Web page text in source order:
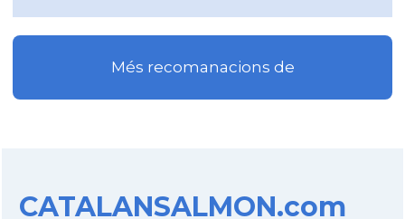
Més recomanacions de
CATALANSALMON.com